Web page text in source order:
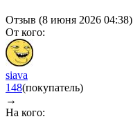
Отзыв (8 июня 2026
От кого:
siava
148(покупатель)
→
На кого: